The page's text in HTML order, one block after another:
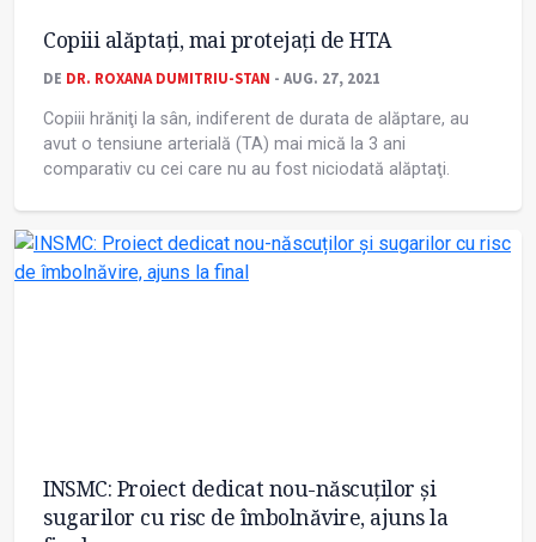
Copiii alăptaţi, mai protejaţi de HTA
DE DR. ROXANA DUMITRIU-STAN - AUG. 27, 2021
Copiii hrăniţi la sân, indiferent de durata de alăptare, au
avut o tensiune arterială (TA) mai mică la 3 ani
comparativ cu cei care nu au fost niciodată alăptaţi.
INSMC: Proiect dedicat nou-născuților și
sugarilor cu risc de îmbolnăvire, ajuns la